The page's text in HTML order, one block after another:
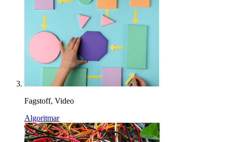
Fagstoff, Video
Algoritmar